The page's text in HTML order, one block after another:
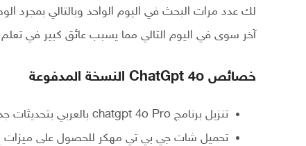
لك عدد مرات البحث في اليوم الواحد وبالتالي بمجرد
آخر سوى في اليوم التالي مما يسبب عائق كبير في
خصائص ChatGpt 4o النسخة المدفوعة
تنزيل برنامج chatgpt 4o Pro بالعربي بتحديثات جديدة.
تحميل شات جي بي تي مهكر للحصول على ميزات